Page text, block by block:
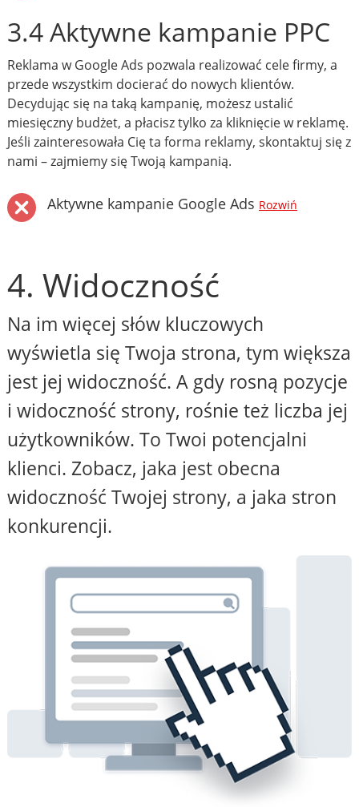
3.4 Aktywne kampanie PPC
Reklama w Google Ads pozwala realizować cele firmy, a
przede wszystkim docierać do nowych klientów.
Decydując się na taką kampanię, możesz ustalić
miesięczny budżet, a płacisz tylko za kliknięcie w reklamę.
Jeśli zainteresowała Cię ta forma reklamy, skontaktuj się z
nami – zajmiemy się Twoją kampanią.
Aktywne kampanie Google Ads Rozwiń
4. Widoczność
Na im więcej słów kluczowych
wyświetla się Twoja strona, tym większa
jest jej widoczność. A gdy rosną pozycje
i widoczność strony, rośnie też liczba jej
użytkowników. To Twoi potencjalni
klienci. Zobacz, jaka jest obecna
widoczność Twojej strony, a jaka stron
konkurencji.